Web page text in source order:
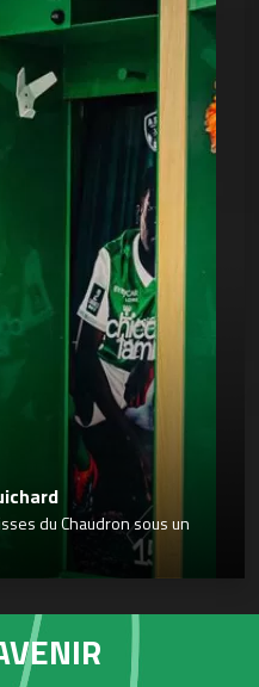
du Chaudron sous un